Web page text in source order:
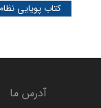
کتاب پویایی
آدرس ما